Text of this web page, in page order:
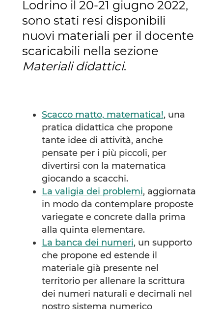
Lodrino il 20-21 giugno 2022,
sono stati resi disponibili
nuovi materiali per il docente
scaricabili nella sezione
Materiali didattici.
Scacco matto, matematica!, una
pratica didattica che propone
tante idee di attività, anche
pensate per i più piccoli, per
divertirsi con la matematica
giocando a scacchi.
La valigia dei problemi, aggiornata
in modo da contemplare proposte
variegate e concrete dalla prima
alla quinta elementare.
La banca dei numeri, un supporto
che propone ed estende il
materiale già presente nel
territorio per allenare la scrittura
dei numeri naturali e decimali nel
nostro sistema numerico